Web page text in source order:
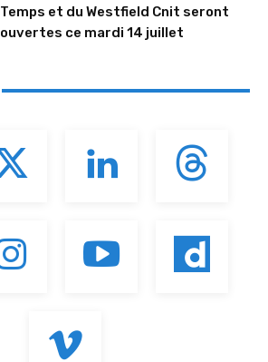
Temps et du Westfield Cnit seront
ouvertes ce mardi 14 juillet